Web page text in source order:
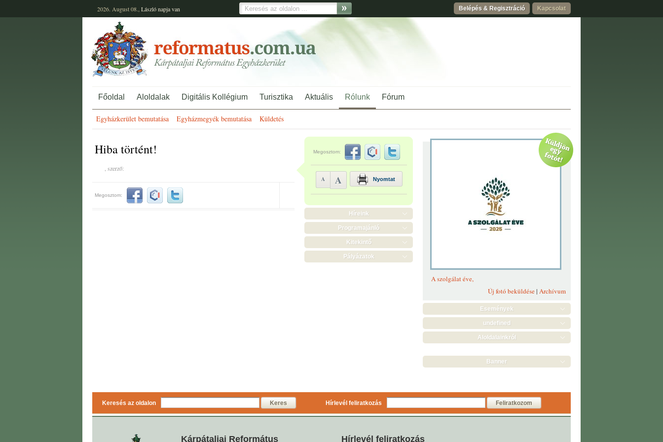
Belépés & Regisztráció Kapcsolat
2026. August 08., Lászlónapja van
Főoldal Aloldalak Digitális Kollégium Turisztika Aktuális Rólunk Fórum
Egyházkerület bemutatása Egyházmegyék bemutatása Küldetés
Hiba történt!
, szerző:
Megosztom:
Megosztom:
A A Nyomtat
Híreink
Programajánló
Kitekintő
Pályázatok
A szolgálat éve,
Új fotó beküldése| Archívum
Események
undefined
Aloldalainkról
Banner
Keresés az oldalon Keres Hírlevél feliratkozás Feliratkozom
Kárpátaljai Református Hírlevél feliratkozás